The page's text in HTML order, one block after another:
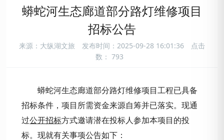
蟒蛇河生态廊道部分路灯维修项目
招标公告
来源：大纵湖文旅 发布时间：2025-09-28 16:01:36
点击
数： 793
蟒蛇河生态廊道部分路灯维修项目 工程已具备
招标条件，项目所需资金来源自筹并已落实。现通
过公开招标方式邀请潜在投标人参加本项目的投
标。现就有关事项公告如下：